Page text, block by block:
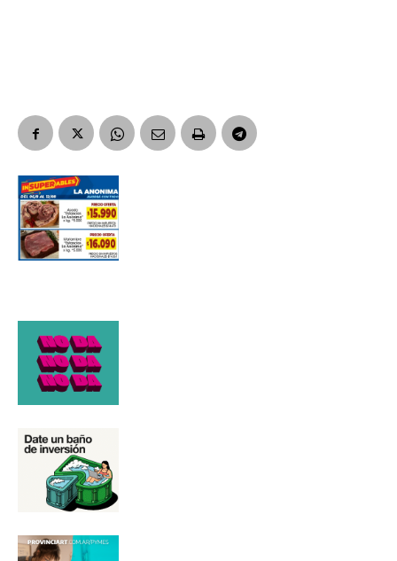
Dirección de correo electrónico
Nombre
Apellidos